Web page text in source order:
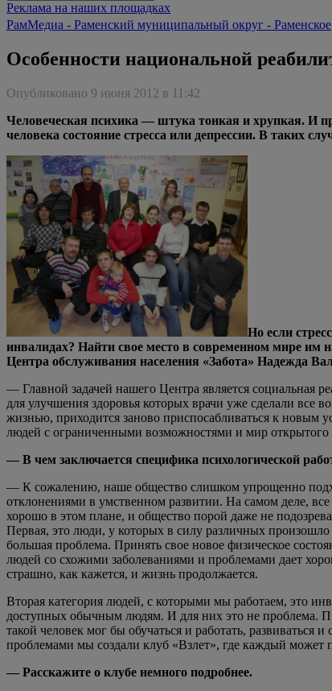
Реклама на наших площадках
РамМедиа - Раменский муниципальный округ - Раменское
Особенности национальной
Опубликовано 9 июня 2012 в 11:42
Человеческая психика — штука тонкая и хрупкая. И
человека состояние стресса или депрессии. В таких
Но если
инвалидах? Найти свое место в современном мире им
Центра обслуживания населения «Забота» Надежда
— Главной задачей нашего Центра является социальная
для улучшения здоровья которых врачи уже сделали все
жизнью, приходится заново приспосабливаться к новым
людей с ограниченными возможностями и мир открытого
— В чем заключается специфика психологической
— К сожалению, наше общество слишком упрощенно
отклонениями в умственном развитии. На самом деле,
хорошо в этом плане, и общество порой даже не
Первая, это люди, у которых в силу различных
большая проблема. Принять свое новое физическое
людей со схожими заболеваниями и проблемами дает
страшно, как кажется, и жизнь продолжается.
Вторая категория людей, с которыми мы работаем, это
доступных обычным людям. И для них это не проблема.
такой человек мог бы обучаться и работать,
проблемами мы создали клуб «Взлет», где каждый может
— Расскажите о клубе немного подробнее.